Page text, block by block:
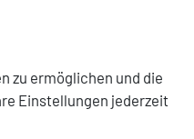
zu ermöglichen und die
Einstellungen jederzeit